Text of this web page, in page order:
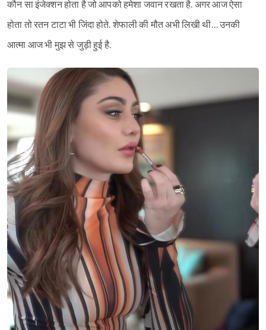
कौन सा इंजेक्शन होता है जो आपको हमेशा जवान रखता है. अगर आज ऐसा
होता तो रतन टाटा भी जिंदा होते. शेफाली की मौत अभी लिखी थी… उनकी
आत्मा आज भी मुझ से जुड़ी हुई है.